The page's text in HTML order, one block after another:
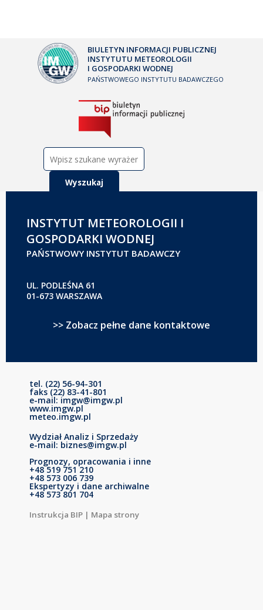
BIULETYN INFORMACJI PUBLICZNEJ
INSTYTUTU METEOROLOGII
I GOSPODARKI WODNEJ
PAŃSTWOWEGO INSTYTUTU BADAWCZEGO
INSTYTUT METEOROLOGII I
GOSPODARKI WODNEJ
PAŃSTWOWY INSTYTUT BADAWCZY
UL. PODLEŚNA 61
01-673 WARSZAWA
>> Zobacz pełne dane kontaktowe
tel. (22) 56-94-301
faks (22) 83-41-801
e-mail: imgw@imgw.pl
www.imgw.pl
meteo.imgw.pl
Wydział Analiz i Sprzedaży
e-mail: biznes@imgw.pl
Prognozy, opracowania i inne
+48 519 751 210
+48 573 006 739
Ekspertyzy i dane archiwalne
+48 573 801 704
Instrukcja BIP | Mapa strony